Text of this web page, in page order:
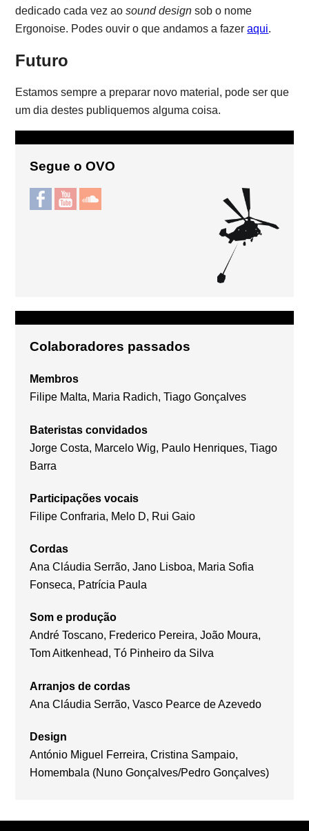
dedicado cada vez aosound design sob o nome
Ergonoise. Podes ouvir o que andamos a fazeraqui.
Futuro
Estamos sempre a preparar novo material, pode ser que
um dia destes publiquemos alguma coisa.
Segue o OVO
Colaboradores passados
Membros
Filipe Malta, Maria Radich, Tiago Gonçalves
Bateristas convidados
Jorge Costa, Marcelo Wig, Paulo Henriques, Tiago
Barra
Participações vocais
Filipe Confraria, Melo D, Rui Gaio
Cordas
Ana Cláudia Serrão, Jano Lisboa, Maria Sofia
Fonseca, Patrícia Paula
Som e produção
André Toscano, Frederico Pereira, João Moura,
Tom Aitkenhead, Tó Pinheiro da Silva
Arranjos de cordas
Ana Cláudia Serrão, Vasco Pearce de Azevedo
Design
António Miguel Ferreira, Cristina Sampaio,
Homembala (Nuno Gonçalves/Pedro Gonçalves)